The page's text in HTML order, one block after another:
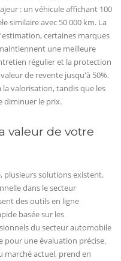
: un véhicule affichant 100
similaire avec 50 000 km. La
certaines marques
une meilleure
régulier et la protection
de revente jusqu'à 50%.
valorisation, tandis que les
diminuer le prix.
valeur de votre
plusieurs solutions existent.
dans le secteur
des outils en ligne
basée sur les
du secteur automobile
pour une évaluation précise.
marché actuel, prend en